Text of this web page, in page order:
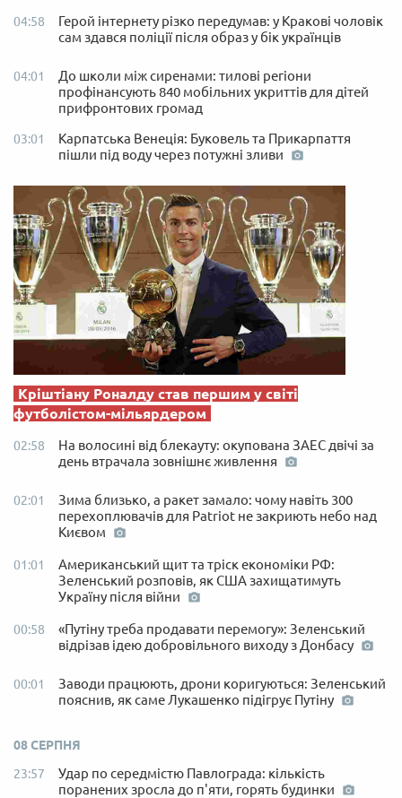
04:58
Герой інтернету різко передумав: у Кракові чоловік
сам здався поліції після образ у бік українців
04:01
До школи між сиренами: тилові регіони
профінансують 840 мобільних укриттів для дітей
прифронтових громад
03:01
Карпатська Венеція: Буковель та Прикарпаття
пішли під воду через потужні зливи
Кріштіану Роналду став першим у світі
футболістом-мільярдером
02:58
На волосині від блекауту: окупована ЗАЕС двічі за
день втрачала зовнішнє живлення
02:01
Зима близько, а ракет замало: чому навіть 300
перехоплювачів для Patriot не закриють небо над
Києвом
01:01
Американський щит та тріск економіки РФ:
Зеленський розповів, як США захищатимуть
Україну після війни
00:58
«Путіну треба продавати перемогу»: Зеленський
відрізав ідею добровільного виходу з Донбасу
00:01
Заводи працюють, дрони коригуються: Зеленський
пояснив, як саме Лукашенко підігрує Путіну
08 СЕРПНЯ
23:57
Удар по середмістю Павлограда: кількість
поранених зросла до п'яти, горять будинки